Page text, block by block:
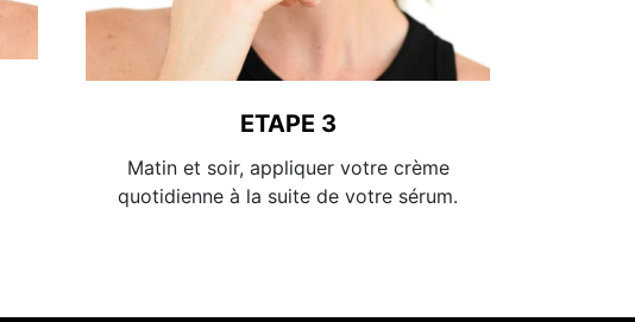
ETAPE 3
Matin et soir, appliquer votre crème
quotidienne à la suite de votre sérum.